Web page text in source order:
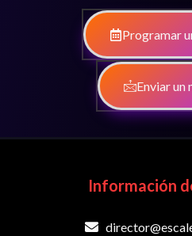
Programar
Enviar un
Información